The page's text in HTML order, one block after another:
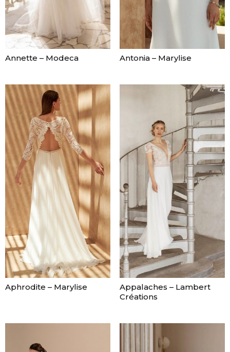
Annette – Modeca Antonia – Marylise
Aphrodite – Marylise
Appalaches – Lambert
Créations